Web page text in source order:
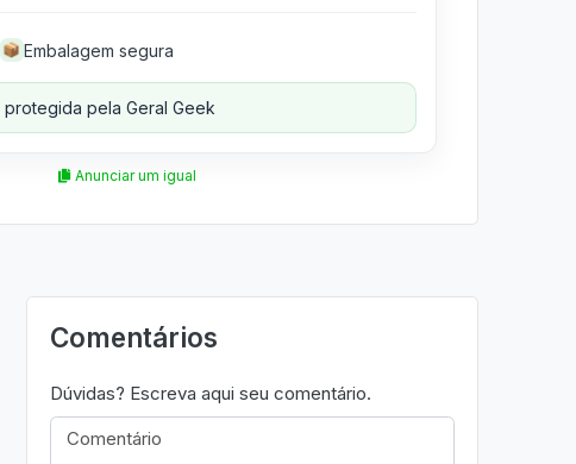
📦 Embalagem segura
protegida pela Geral Geek
Anunciar um igual
Comentários
Dúvidas? Escreva aqui seu comentário.